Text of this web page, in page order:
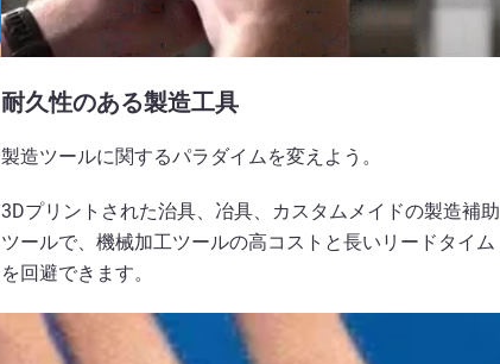
耐久性のある製造工具
製造ツールに関するパラダイムを変えよう。
3Dプリントされた治具、冶具、カスタムメイドの製造補助
ツールで、機械加工ツールの高コストと長いリードタイム
を回避できます。